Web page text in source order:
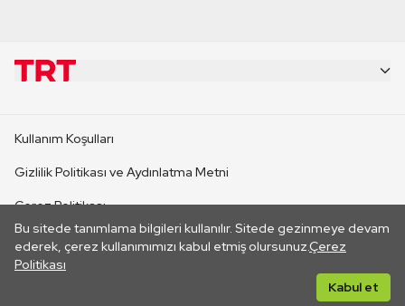
Bu sitede tanımlama bilgileri kullanılır. Sitede gezinmeye devam
ederek, çerez kullanımımızı kabul etmiş olursunuz.Çerez
Politikası
Kabul et
CANLI YAYINLAR
Kullanım Koşulları
Gizlilik Politikası ve Aydınlatma Metni
Çerez Politikası
İletişim
Her hakkı saklıdır. ©2026 TRT. Bağlantı yoluyla gidilen dış